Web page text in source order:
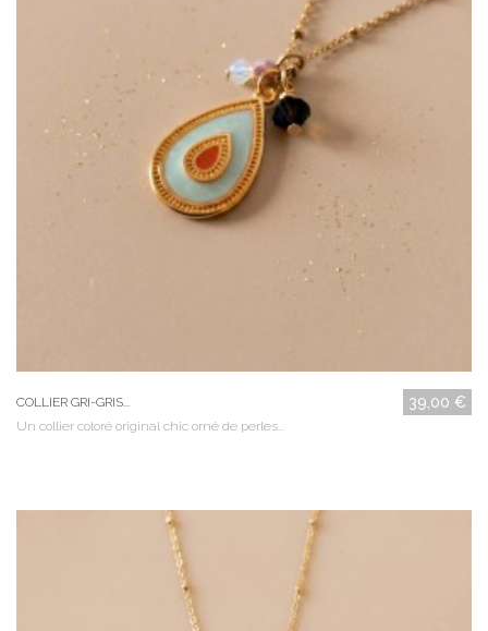
COLLIER GRI-GRIS... 39,00 €
Un collier coloré original chic orné de perles...